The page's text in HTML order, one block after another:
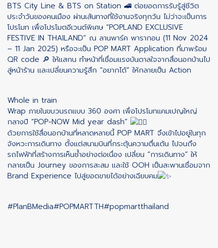
BTS City Line & BTS on Station 🚄 ต่อยอดการรับรู้สู่ชีวิต
ประจำวันของคนเมือง ผ่านเส้นทางที่ใช้งานจริงทุกวัน ไม่ว่าจะเป็นการ
โปรโมท เพื่อโปรโมตอีเวนต์พิเศษ “POPLAND EXCLUSIVE
FESTIVE IN THAILAND” ณ ลานพาร์ค พารากอน (11 Nov 2024
– 11 Jan 2025) หรือจะเป็น POP MART Application ที่มาพร้อม
QR code 🔎 ให้เเสกน ทำหน้าที่เชื่อมแรงบันดาลใจจากสื่อนอกบ้านไป
สู่หน้าร้าน และเปลี่ยนความรู้สึก “อยากได้” ให้กลายเป็น Action
Whole in train
Wrap ภายในขบวนรถแบบ 360 องศา เพื่อโปรโมทแคมเปญใหญ่
กลางปี “POP-NOW Mid year dash”
ด้วยการใช้สื่อนอกบ้านที่หลาดหลายนี้ POP MART จึงเข้าไปอยู่ในทุก
จังหวะการเดินทาง ตั้งแต่สนามบินที่กระตุ้นความตื่นเต้น ไปจนถึง
รถไฟฟ้าที่สร้างการเห็นซ้ำอย่างต่อเนื่อง เปลี่ยน “การเดินทาง” ให้
กลายเป็น Journey ของการสะสม และใช้ OOH เป็นสะพานเชื่อมจาก
Brand Experience ไปสู่ยอดขายได้อย่างเฉียบคม
#PlanBMedia#POPMARTTH#popmartthailand